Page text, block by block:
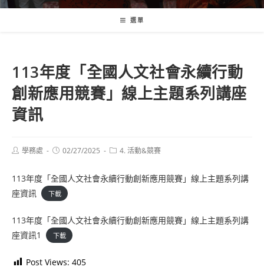
選單
113年度「全國人文社會永續行動
創新應用競賽」線上主題系列講座
資訊
Post學務處
Post02/27/2025
Post4. 活動&競賽
113年度「全國人文社會永續行動創新應用競賽」線上主題系列講
座資訊
下載
113年度「全國人文社會永續行動創新應用競賽」線上主題系列講
座資訊1
下載
Post Views: 405